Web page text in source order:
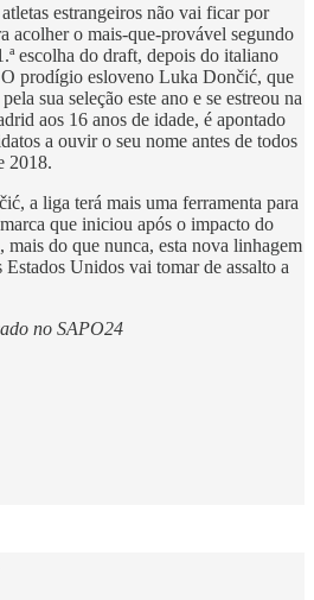
estrangeiros não vai ficar por
acolher o mais-que-provável segundo
escolha do draft, depois do italiano
prodígio esloveno Luka Dončić, que
sua seleção este ano e se estreou na
aos 16 anos de idade, é apontado
a ouvir o seu nome antes de todos
2018.
a liga terá mais uma ferramenta para
que iniciou após o impacto do
do que nunca, esta nova linhagem
Estados Unidos vai tomar de assalto a
no SAPO24